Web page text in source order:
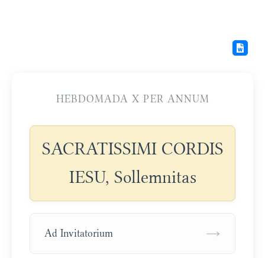
HEBDOMADA X PER ANNUM
SACRATISSIMI CORDIS
IESU, Sollemnitas
Ad Invitatorium →